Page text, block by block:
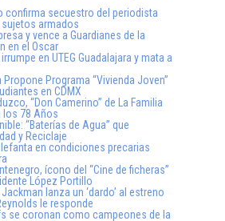
confirma secuestro del periodista
sujetos armados
y vence a Guardianes de la
en el Oscar
en UTEG Guadalajara y mata a
Programa “Vivienda Joven”
en CDMX
“Don Camerino” de La Familia
los 78 Años
“Baterías de Agua” que
y Reciclaje
en condiciones precarias
ícono del “Cine de ficheras”
López Portillo
lanza un ‘dardo’ al estreno
le responde
se coronan como campeones de la